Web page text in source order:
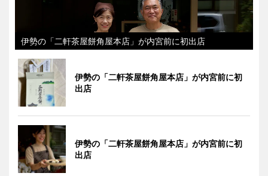
伊勢の「二軒茶屋餅角屋本店」が内宮前に初出店
伊勢の「二軒茶屋餅角屋本店」が内宮前に初
出店
伊勢の「二軒茶屋餅角屋本店」が内宮前に初
出店